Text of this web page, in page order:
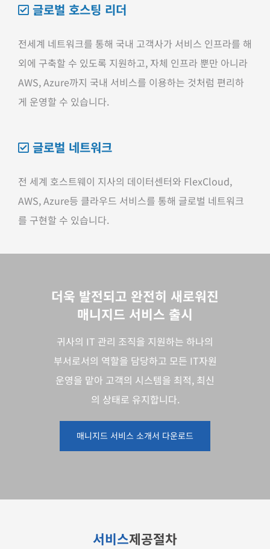
글로벌 호스팅 리더
전세계 네트워크를 통해 국내 고객사가 서비스 인프라를 해
외에 구축할 수 있도록 지원하고, 자체 인프라 뿐만 아니라
AWS, Azure까지 국내 서비스를 이용하는 것처럼 편리하
게 운영할 수 있습니다.
글로벌 네트워크
전 세계 호스트웨이 지사의 데이터센터와 FlexCloud,
AWS, Azure등 클라우드 서비스를 통해 글로벌 네트워크
를 구현할 수 있습니다.
더욱 발전되고 완전히 새로워진
매니지드 서비스 출시
귀사의 IT 관리 조직을 지원하는 하나의
부서로서의 역할을 담당하고 모든 IT자원
운영을 맡아 고객의 시스템을 최적, 최신
의 상태로 유지합니다.
매니지드 서비스 소개서 다운로드
서비스제공절차